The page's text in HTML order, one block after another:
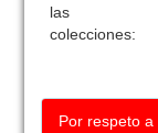
las
colecciones:
Por respeto